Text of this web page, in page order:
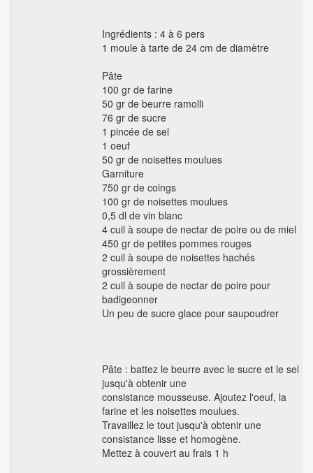
Ingrédients : 4 à 6 pers
1 moule à tarte de 24 cm de diamètre
Pâte
100 gr de farine
50 gr de beurre ramolli
76 gr de sucre
1 pincée de sel
1 oeuf
50 gr de noisettes moulues
Garniture
750 gr de coings
100 gr de noisettes moulues
0,5 dl de vin blanc
4 cuil à soupe de nectar de poire ou de miel
450 gr de petites pommes rouges
2 cuil à soupe de noisettes hachés
grossièrement
2 cuil à soupe de nectar de poire pour
badigeonner
Un peu de sucre glace pour saupoudrer
Pâte : battez le beurre avec le sucre et le sel
jusqu'à obtenir une
consistance mousseuse. Ajoutez l'oeuf, la
farine et les noisettes moulues.
Travaillez le tout jusqu'à obtenir une
consistance lisse et homogène.
Mettez à couvert au frais 1 h